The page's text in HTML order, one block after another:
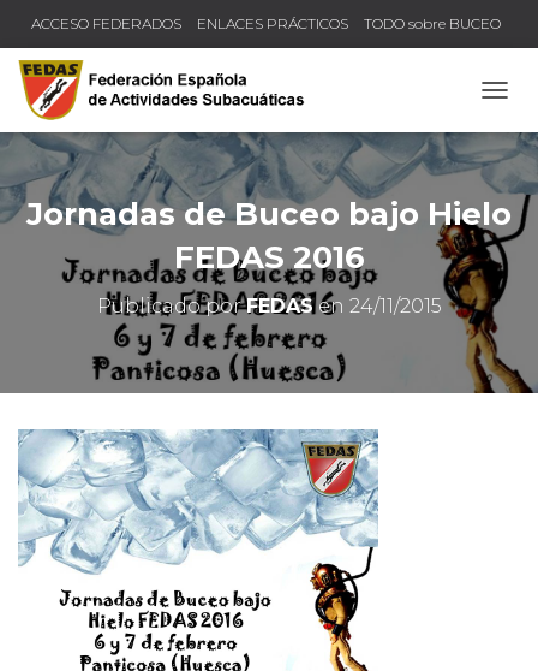
ACCESO FEDERADOS ENLACES PRÁCTICOS TODO sobre BUCEO
COMPRUEBA TU TÍTULO Y LICENCIA
Jornadas de Buceo bajo Hielo
FEDAS 2016
Publicado porFEDASen 24/11/2015